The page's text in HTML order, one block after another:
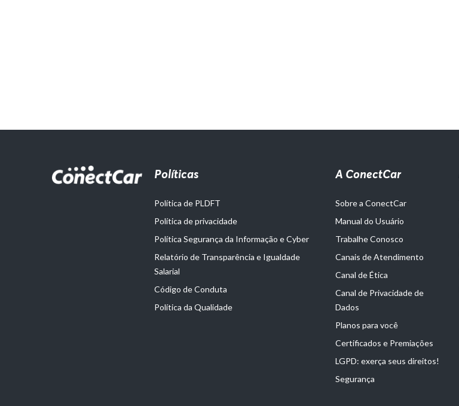
Políticas
Política de PLDFT
Política de privacidade
Política Segurança da Informação e Cyber
Relatório de Transparência e Igualdade
Salarial
Código de Conduta
Política da Qualidade
A ConectCar
Sobre a ConectCar
Manual do Usuário
Trabalhe Conosco
Canais de Atendimento
Canal de Ética
Canal de Privacidade de
Dados
Planos para você
Certificados e Premiações
LGPD: exerça seus direitos!
Segurança